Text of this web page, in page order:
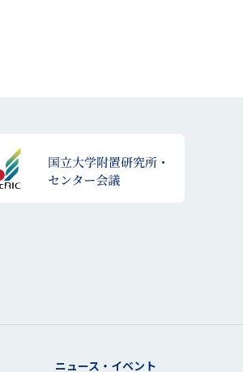
ニュース・イベント